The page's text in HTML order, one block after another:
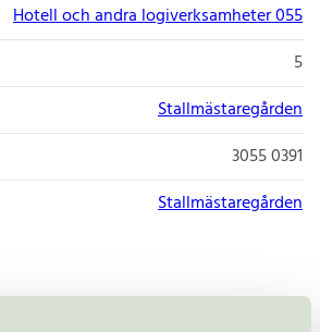
Hotell och andra logiverksamheter 055
5
Stallmästaregården
3055 0391
Stallmästaregården